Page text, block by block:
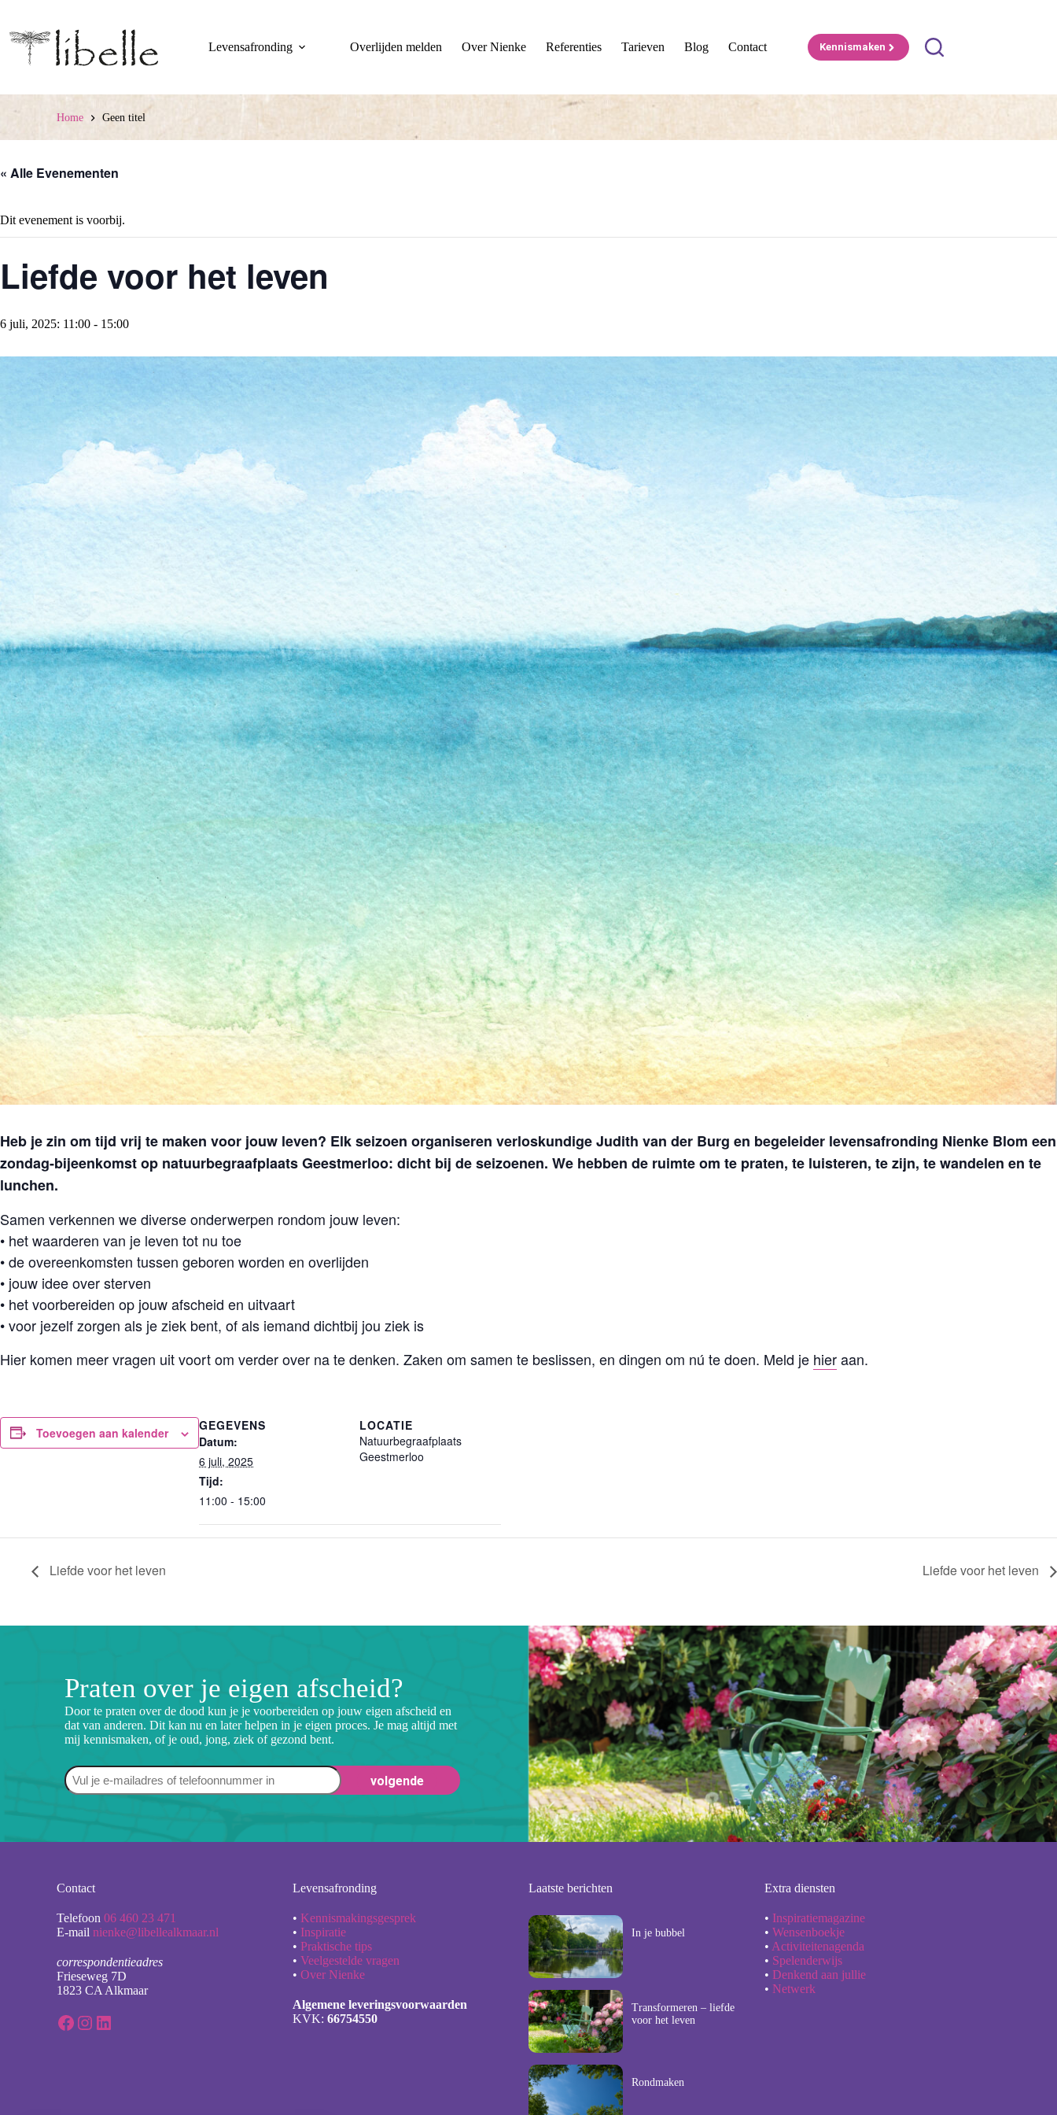
de
inhoud
Levensafronding Overlijden melden Over Nienke Referenties Tarieven Blog Contact Kennismaken
Home Geen titel
« Alle Evenementen
Dit evenement is voorbij.
Liefde voor het leven
6 juli, 2025: 11:00 - 15:00
Heb je zin om tijd vrij te maken voor jouw leven? Elk seizoen organiseren verloskundige Judith van der Burg en begeleider levensafronding Nienke Blom een
zondag-bijeenkomst op natuurbegraafplaats Geestmerloo: dicht bij de seizoenen. We hebben de ruimte om te praten, te luisteren, te zijn, te wandelen en te
lunchen.
Samen verkennen we diverse onderwerpen rondom jouw leven:
• het waarderen van je leven tot nu toe
• de overeenkomsten tussen geboren worden en overlijden
• jouw idee over sterven
• het voorbereiden op jouw afscheid en uitvaart
• voor jezelf zorgen als je ziek bent, of als iemand dichtbij jou ziek is
Hier komen meer vragen uit voort om verder over na te denken. Zaken om samen te beslissen, en dingen om nú te doen. Meld je hieraan.
Toevoegen aan kalender
GEGEVENS
Datum:
6 juli, 2025
Tijd:
11:00 - 15:00
LOCATIE
Natuurbegraafplaats
Geestmerloo
Liefde voor het leven Liefde voor het leven
Praten over je eigen afscheid?
Door te praten over de dood kun je je voorbereiden op jouw eigen afscheid en
dat van anderen. Dit kan nu en later helpen in je eigen proces. Je mag altijd met
mij kennismaken, of je oud, jong, ziek of gezond bent.
Naam
Contact
Telefoon 06 460 23 471
E-mail nienke@libellealkmaar.nl
correspondentieadres
Frieseweg 7D
1823 CA Alkmaar
Facebook Instagram LinkedIn
Levensafronding
• Kennismakingsgesprek
• Inspiratie
• Praktische tips
• Veelgestelde vragen
• Over Nienke
Algemene leveringsvoorwaarden
KVK: 66754550
Laatste berichten
In je bubbel
Transformeren – liefde
voor het leven
Rondmaken
Extra diensten
• Inspiratiemagazine
• Wensenboekje
• Activiteitenagenda
• Spelenderwijs
• Denkend aan jullie
• Netwerk